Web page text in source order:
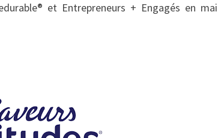
et Entrepreneurs + Engagés en mai